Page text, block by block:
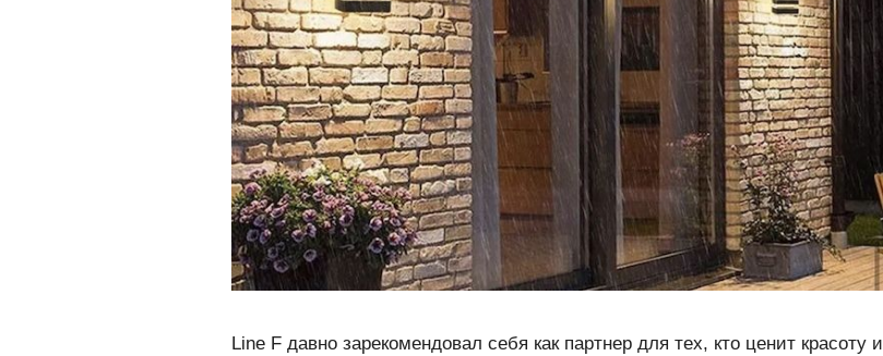
Line F давно зарекомендовал себя как партнер для тех, кто ценит красоту и